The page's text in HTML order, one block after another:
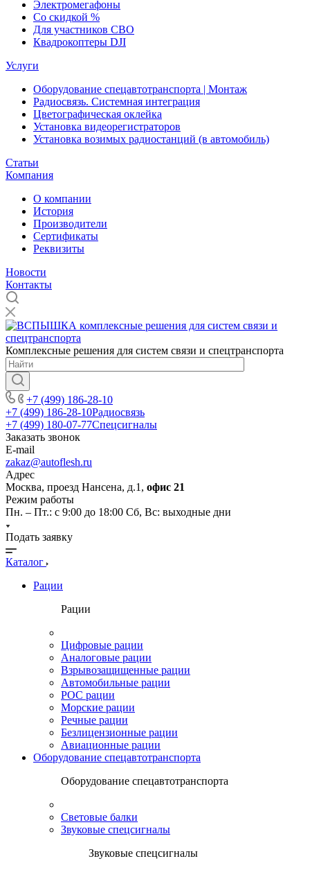
Электромегафоны
Со скидкой %
Для участников СВО
Квадрокоптеры DJI
Услуги
Оборудование спецавтотранспорта | Монтаж
Радиосвязь. Системная интеграция
Цветографическая оклейка
Установка видеорегистраторов
Установка возимых радиостанций (в автомобиль)
Статьи
Компания
О компании
История
Производители
Сертификаты
Реквизиты
Новости
Контакты
Комплексные решения для систем связи и спецтранспорта
+7 (499) 186-28-10
+7 (499) 186-28-10Радиосвязь
+7 (499) 180-07-77Спецсигналы
Заказать звонок
E-mail
zakaz@autoflesh.ru
Адрес
Москва, проезд Нансена, д.1, офис 21
Режим работы
Пн. – Пт.: с 9:00 до 18:00 Cб, Вс: выходные дни
Подать заявку
Каталог
Рации
Рации
Цифровые рации
Аналоговые рации
Взрывозащищенные рации
Автомобильные рации
POC рации
Морские рации
Речные рации
Безлицензионные рации
Авиационные рации
Оборудование спецавтотранспорта
Оборудование спецавтотранспорта
Световые балки
Звуковые спецсигналы
Звуковые спецсигналы